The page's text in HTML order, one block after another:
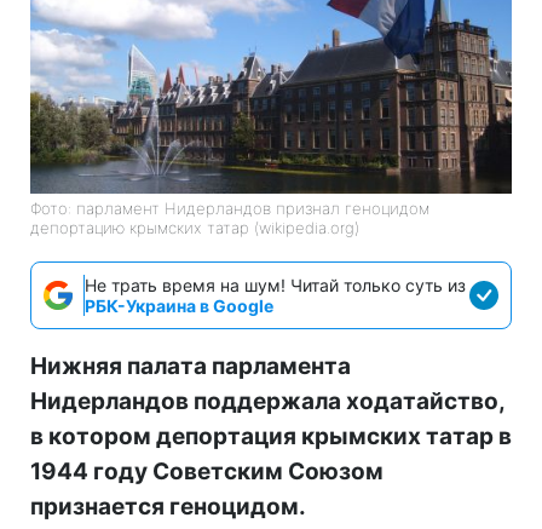
Фото: парламент Нидерландов признал геноцидом
депортацию крымских татар (wikipedia.org)
Не трать время на шум! Читай только суть из
РБК-Украина в Google
Нижняя палата парламента
Нидерландов поддержала ходатайство,
в котором депортация крымских татар в
1944 году Советским Союзом
признается геноцидом.